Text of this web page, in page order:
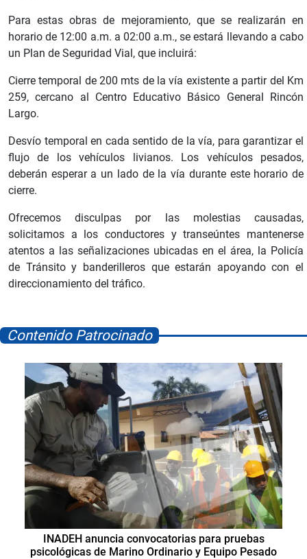
Para estas obras de mejoramiento, que se realizarán en
horario de 12:00 a.m. a 02:00 a.m., se estará llevando a cabo
un Plan de Seguridad Vial, que incluirá:
Cierre temporal de 200 mts de la vía existente a partir del Km
259, cercano al Centro Educativo Básico General Rincón
Largo.
Desvío temporal en cada sentido de la vía, para garantizar el
flujo de los vehículos livianos. Los vehículos pesados,
deberán esperar a un lado de la vía durante este horario de
cierre.
Ofrecemos disculpas por las molestias causadas,
solicitamos a los conductores y transeúntes mantenerse
atentos a las señalizaciones ubicadas en el área, la Policía
de Tránsito y banderilleros que estarán apoyando con el
direccionamiento del tráfico.
Contenido Patrocinado
INADEH anuncia convocatorias para pruebas
psicológicas de Marino Ordinario y Equipo Pesado